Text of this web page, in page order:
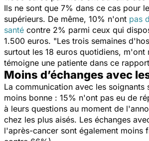
Ils ne sont que 7% dans ce cas pour
supérieurs. De même, 10% n'ont pas
santé contre 2% parmi ceux qui
1.500 euros. "Les trois semaines
surtout les 18 euros quotidiens, m'ont
témoigne une patiente dans ce
Moins d’échanges avec
La communication avec les soignants
moins bonne : 15% n'ont pas eu de
à leurs questions au moment de
chez les plus aisés. Les échanges
l'après-cancer sont également moins